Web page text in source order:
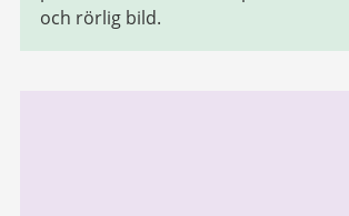
och rörlig bild.